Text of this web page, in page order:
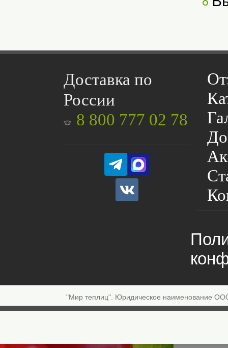
Доставка по
России
8 800 777 02 78
"Мир теплиц". Юридическое наименование